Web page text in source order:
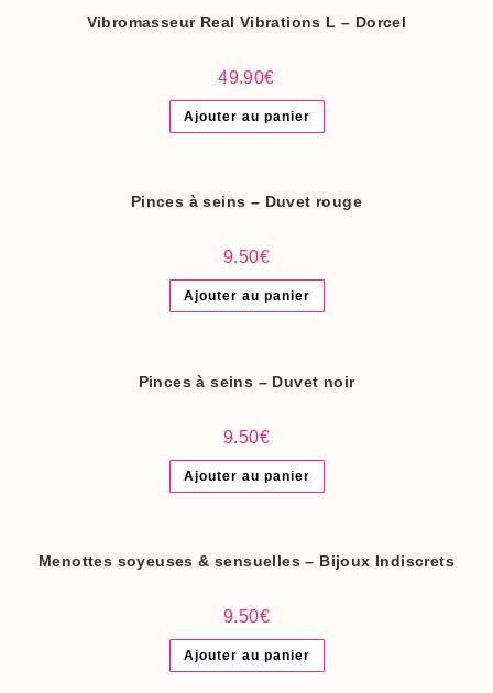
Vibromasseur Real Vibrations L – Dorcel
49.90€
Ajouter au panier
Pinces à seins – Duvet rouge
9.50€
Ajouter au panier
Pinces à seins – Duvet noir
9.50€
Ajouter au panier
Menottes soyeuses & sensuelles – Bijoux Indiscrets
9.50€
Ajouter au panier